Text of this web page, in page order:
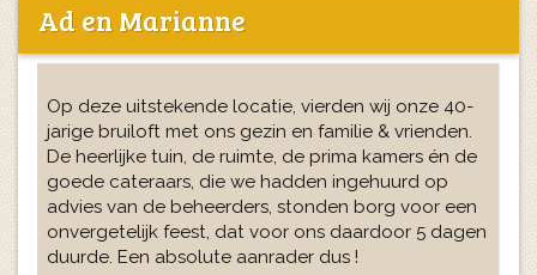
Ad en Marianne
Op deze uitstekende locatie, vierden wij onze 40-
jarige bruiloft met ons gezin en familie & vrienden.
De heerlijke tuin, de ruimte, de prima kamers én de
goede cateraars, die we hadden ingehuurd op
advies van de beheerders, stonden borg voor een
onvergetelijk feest, dat voor ons daardoor 5 dagen
duurde. Een absolute aanrader dus !